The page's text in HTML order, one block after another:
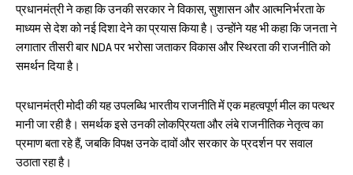
प्रधानमंत्री ने कहा कि उनकी सरकार ने विकास, सुशासन और आत्मनिर्भरता के
माध्यम से देश को नई दिशा देने का प्रयास किया है। उन्होंने यह भी कहा कि जनता ने
लगातार तीसरी बार NDA पर भरोसा जताकर विकास और स्थिरता की राजनीति को
समर्थन दिया है।
प्रधानमंत्री मोदी की यह उपलब्धि भारतीय राजनीति में एक महत्वपूर्ण मील का पत्थर
मानी जा रही है। समर्थक इसे उनकी लोकप्रियता और लंबे राजनीतिक नेतृत्व का
प्रमाण बता रहे हैं, जबकि विपक्ष उनके दावों और सरकार के प्रदर्शन पर सवाल
उठाता रहा है।